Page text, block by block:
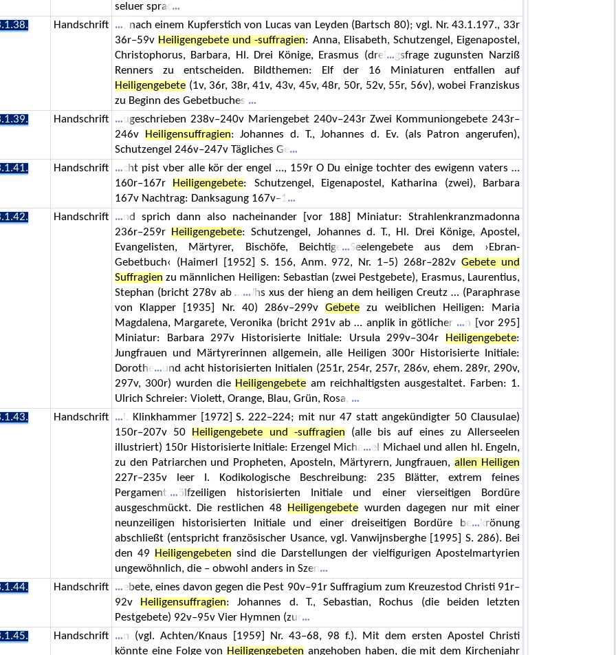
seluer sprac
Handschrift
, nach einem Kupferstich von Lucas van Leyden (Bartsch 80); vgl. Nr. 43.1.197., 33r
36r–59v Heiligengebete und -suffragien: Anna, Elisabeth, Schutzengel, Eigenapostel,
Christophorus, Barbara, Hl. Drei Könige, Erasmus (drei
gsfrage zugunsten Narziß
Renners zu entscheiden. Bildthemen: Elf der 16 Miniaturen entfallen auf
Heiligengebete(1v, 36r, 38r, 41v, 43v, 45v, 48r, 50r, 52v, 55r, 56v), wobei Franziskus
zu Beginn des Gebetbuches
Handschrift
ugeschrieben 238v–240v Mariengebet 240v–243r Zwei Kommuniongebete 243r–
246v
Heiligensuffragien: Johannes d. T., Johannes d. Ev. (als Patron angerufen),
Schutzengel 246v–247v Tägliches Ge
Handschrift
cht pist vber alle kör der engel …, 159r O Du einige tochter des ewigenn vaters …
160r–167r
Heiligengebete: Schutzengel, Eigenapostel, Katharina (zwei), Barbara
167v Nachtrag: Danksagung 167v–1
Handschrift
nd sprich dann also nacheinander [vor 188] Miniatur: Strahlenkranzmadonna
236r–259r
Heiligengebete: Schutzengel, Johannes d. T., Hl. Drei Könige, Apostel,
Evangelisten, Märtyrer, Bischöfe, Beichtige
Seelengebete aus dem ›Ebran-
Gebetbuch‹ (Haimerl [1952] S. 156, Anm. 972, Nr. 1–5) 268r–282vGebete und
Suffragien zu männlichen Heiligen: Sebastian (zwei Pestgebete), Erasmus, Laurentius,
Stephan (bricht 278v ab …
Jhs xus der hieng an dem heiligen Creutz … (Paraphrase
von Klapper [1935] Nr. 40) 286v–299vGebete zu weiblichen Heiligen: Maria
Magdalena, Margarete, Veronika (bricht 291v ab … anplik in götlicher
n [vor 295]
Miniatur: Barbara 297v Historisierte Initiale: Ursula 299v–304r
Heiligengebete:
Jungfrauen und Märtyrerinnen allgemein, alle Heiligen 300r Historisierte Initiale:
Dorothe
und acht historisierten Initialen (251r, 254r, 257r, 286v, ehem. 289r, 290v,
297v, 300r) wurden die Heiligengebete am reichhaltigsten ausgestaltet. Farben: 1.
Ulrich Schreier: Violett, Orange, Blau, Grün, Rosa,
Handschrift
l. Klinkhammer [1972] S. 222–224; mit nur 47 statt angekündigter 50 Clausulae)
150r–207v 50
Heiligengebete und -suffragien (alle bis auf eines zu Allerseelen
illustriert) 150r Historisierte Initiale: Erzengel Micha
el Michael und allen hl. Engeln,
zu den Patriarchen und Propheten, Aposteln, Märtyrern, Jungfrauen,allen Heiligen
227r–235v leer I. Kodikologische Beschreibung: 235 Blätter, extrem feines
Pergament,
ölfzeiligen historisierten Initiale und einer vierseitigen Bordüre
ausgeschmückt. Die restlichen 48 Heiligengebete wurden dagegen nur mit einer
neunzeiligen historisierten Initiale und einer dreiseitigen Bordüre be
krönung
abschließt (entspricht französischer Usance, vgl. Vanwijnsberghe [1995] S. 286). Bei
den 49
Heiligengebeten sind die Darstellungen der vielfigurigen Apostelmartyrien
ungewöhnlich, die – obwohl anders in Szen
Handschrift
ebete, eines davon gegen die Pest 90v–91r Suffragium zum Kreuzestod Christi 91r–
92v
Heiligensuffragien: Johannes d. T., Sebastian, Rochus (die beiden letzten
Pestgebete) 92v–95v Vier Hymnen (zur
Handschrift
n (vgl. Achten/Knaus [1959] Nr. 43–68, 98 f.). Mit dem ersten Apostel Christi
könnte eine Folge von Heiligengebeten angehoben haben, die mit dem Kirchenjahr